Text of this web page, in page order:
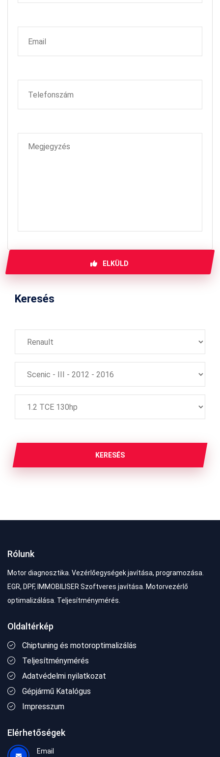
ELKÜLD
Keresés
KERESÉS
Rólunk
Motor diagnosztika. Vezérlőegységek javítása, programozása.
EGR, DPF, IMMOBILISER Szoftveres javítása. Motorvezérlő
optimalizálása. Teljesítménymérés.
Oldaltérkép
Chiptuning és motoroptimalizálás
Teljesítménymérés
Adatvédelmi nyilatkozat
Gépjármű Katalógus
Impresszum
Elérhetőségek
Email